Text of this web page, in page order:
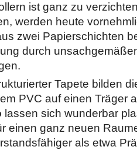
ist ganz zu
werden heute
zwei Papierschichten
durch
Tapete bilden
PVC auf einen Träger
lassen sich wunderbar
einen ganz neuen
als etwa